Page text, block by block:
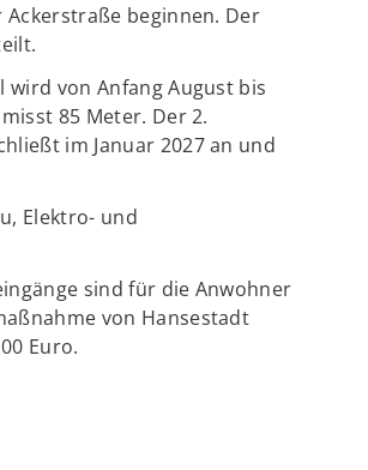
Ackerstraße beginnen. Der
von Anfang August bis
85 Meter. Der 2.
im Januar 2027 an und
Elektro- und
sind für die Anwohner
von Hansestadt
Euro.